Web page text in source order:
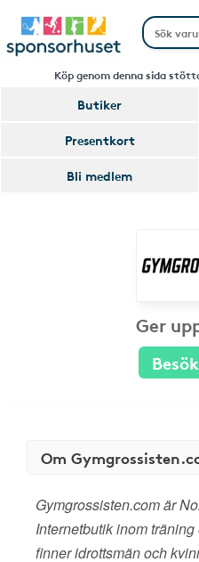
Köp genom denna sida
Butiker
Presentkort
Bli medlem
Ger
Om
Gymgrossisten.com är
Internetbutik inom
finner idrottsmän och